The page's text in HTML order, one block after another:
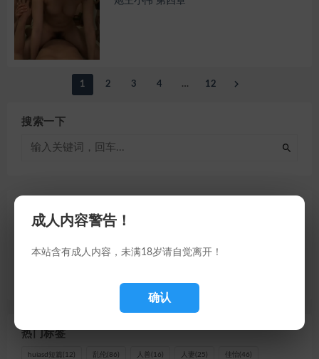
成人内容警告！
本站含有成人内容，未满18岁请自觉离开！
确认
1 2 3 4 … 12
搜索一下
福利
热门标签
huiasd短篇 (12) 乱伦(86) 人兽 (16) 人妻 (25) 佳怡 (46)